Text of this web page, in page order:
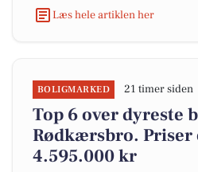
Læs hele artiklen her
BOLIGMARKED 21 timer siden
Top 6 over dyreste
Rødkærsbro. Priser
4.595.000 kr